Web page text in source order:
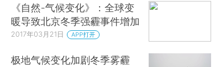
《自然-气候变化》：全球变
暖导致北京冬季强霾事件增加
2017年03月21日 APP打开
极地气候变化加剧冬季雾霾